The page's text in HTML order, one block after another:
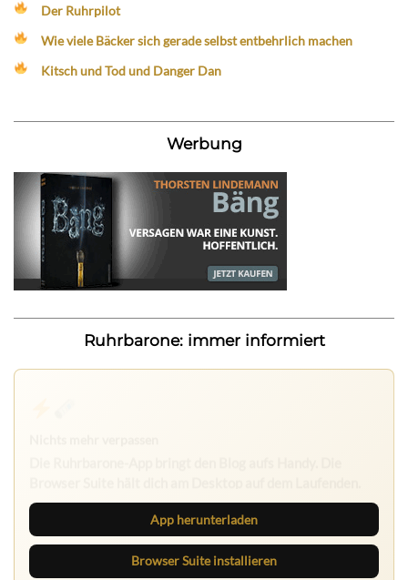
Der Ruhrpilot
Wie viele Bäcker sich gerade selbst entbehrlich machen
Kitsch und Tod und Danger Dan
Werbung
Ruhrbarone: immer informiert
App herunterladen
Browser Suite installieren